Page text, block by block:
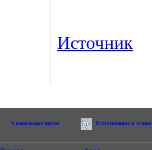
Источник
Социальные науки Естественные и